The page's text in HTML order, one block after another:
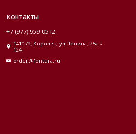
Контакты
+7 (977) 959-0512
141079, Королев, ул.Ленина, 25а -
124
order@fontura.ru